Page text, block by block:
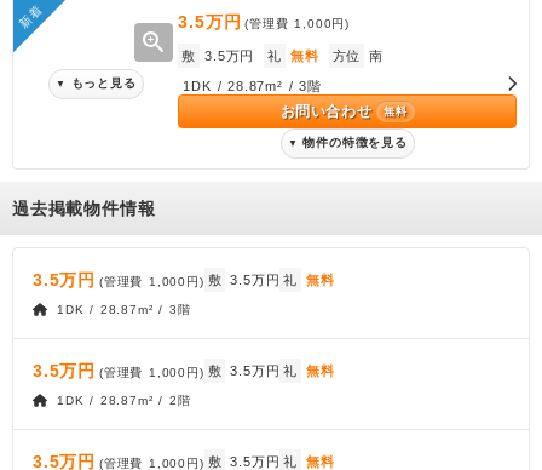
新着
zoom_in
▼ もっと見る
3.5万円 (管理費 1,000円)
敷 3.5万円 礼 無料 方位 南
1DK / 28.87m² / 3階
お問い合わせ 無料
▼ 物件の特徴を見る
過去掲載物件情報
3.5万円 (管理費 1,000円) 敷 3.5万円 礼 無料
1DK / 28.87m² / 3階
3.5万円 (管理費 1,000円) 敷 3.5万円 礼 無料
1DK / 28.87m² / 2階
3.5万円 (管理費 1,000円) 敷 3.5万円 礼 無料